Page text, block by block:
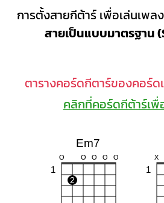
การตั้งสายกีต้าร์ เพื่อเล่นเพล
สายเป็นแบบมาตรฐาน
ตารางคอร์ดกีตาร์ของคอร์ด
คลิกที่คอร์ดกีต้าร์เพื่
Em7
O O O O O
1
2
X
1